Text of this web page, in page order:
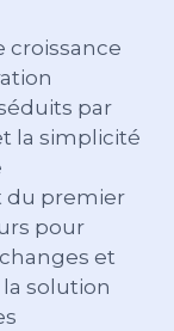
croissance
par
la simplicité
du premier
pour
et
la solution